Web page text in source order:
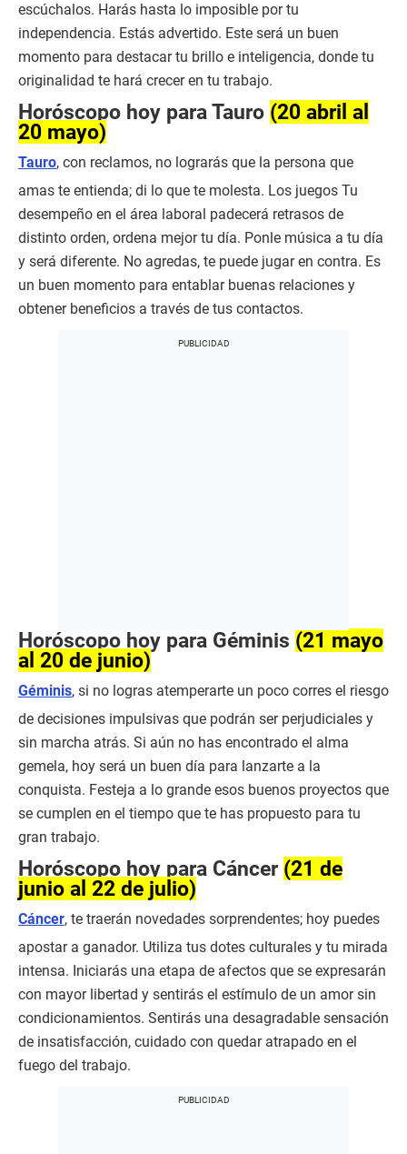
escúchalos. Harás hasta lo imposible por tu
independencia. Estás advertido. Este será un buen
momento para destacar tu brillo e inteligencia, donde tu
originalidad te hará crecer en tu trabajo.
Horóscopo hoy para Tauro (20 abril al
20 mayo)
Tauro, con reclamos, no lograrás que la persona que
amas te entienda; di lo que te molesta. Los juegos Tu
desempeño en el área laboral padecerá retrasos de
distinto orden, ordena mejor tu día. Ponle música a tu día
y será diferente. No agredas, te puede jugar en contra. Es
un buen momento para entablar buenas relaciones y
obtener beneficios a través de tus contactos.
Horóscopo hoy para Géminis (21 mayo
al 20 de junio)
Géminis, si no logras atemperarte un poco corres el riesgo
de decisiones impulsivas que podrán ser perjudiciales y
sin marcha atrás. Si aún no has encontrado el alma
gemela, hoy será un buen día para lanzarte a la
conquista. Festeja a lo grande esos buenos proyectos que
se cumplen en el tiempo que te has propuesto para tu
gran trabajo.
Horóscopo hoy para Cáncer (21 de
junio al 22 de julio)
Cáncer, te traerán novedades sorprendentes; hoy puedes
apostar a ganador. Utiliza tus dotes culturales y tu mirada
intensa. Iniciarás una etapa de afectos que se expresarán
con mayor libertad y sentirás el estímulo de un amor sin
condicionamientos. Sentirás una desagradable sensación
de insatisfacción, cuidado con quedar atrapado en el
fuego del trabajo.